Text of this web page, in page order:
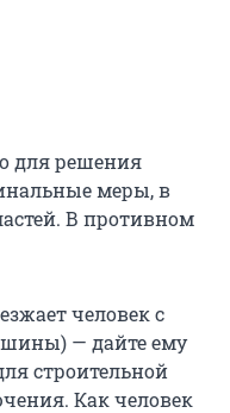
для решения
меры, в
В противном
человек с
— дайте ему
строительной
Как человек